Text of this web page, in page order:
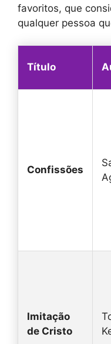
favoritos, que
qualquer pessoa
Título
Confissões
Imitação
de Cristo